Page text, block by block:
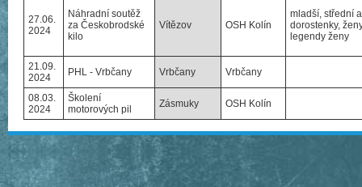
27.06.
2024
Náhradní soutěž
za Českobrodské
kilo
Vítězov OSH Kolín
mladší, střední
dorostenky,
legendy ženy
21.09.
2024
PHL - Vrbčany Vrbčany Vrbčany
08.03.
2024
Školení
motorových pil
Zásmuky OSH Kolín